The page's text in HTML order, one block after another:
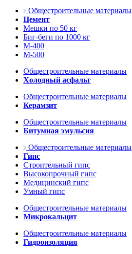
Общестроительные материалы
Цемент
Мешки по 50 кг
Биг-беги по 1000 кг
М-400
М-500
Общестроительные материалы
Холодный асфальт
Общестроительные материалы
Керамзит
Общестроительные материалы
Битумная эмульсия
Общестроительные материалы
Гипс
Строительный гипс
Высокопрочный гипс
Медицинский гипс
Умный гипс
Общестроительные материалы
Микрокальцит
Общестроительные материалы
Гидроизоляция